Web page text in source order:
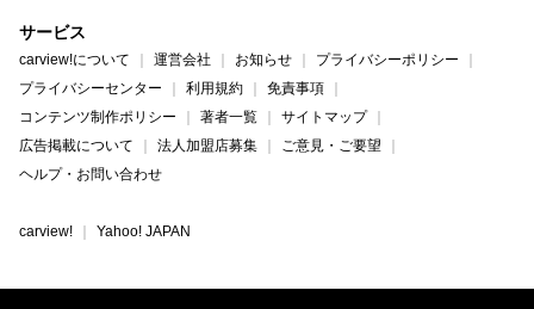
サービス
carview!について 運営会社 お知らせ
プライバシーポリシー
プライバシーセンター
利用規約
免責事項
コンテンツ制作ポリシー
著者一覧
サイトマップ
広告掲載について
法人加盟店募集
ご意見・ご要望
ヘルプ・お問い合わせ
carview! Yahoo! JAPAN